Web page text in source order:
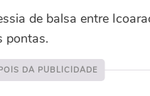
de balsa entre
pontas.